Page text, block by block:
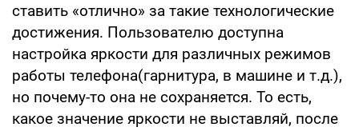
ставить «отлично» за такие технологические
достижения. Пользователю доступна
настройка яркости для различных режимов
работы телефона(гарнитура, в машине и т.д.),
но почему-то она не сохраняется. То есть,
какое значение яркости не выставляй, после